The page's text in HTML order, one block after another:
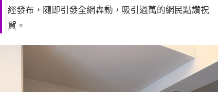
經發布，隨即引發全網轟動，吸引過萬的網民點讚祝
賀。